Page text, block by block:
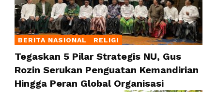
BERITA NASIONAL RELIGI
Tegaskan 5 Pilar Strategis NU, Gus
Rozin Serukan Penguatan Kemandirian
Hingga Peran Global Organisasi